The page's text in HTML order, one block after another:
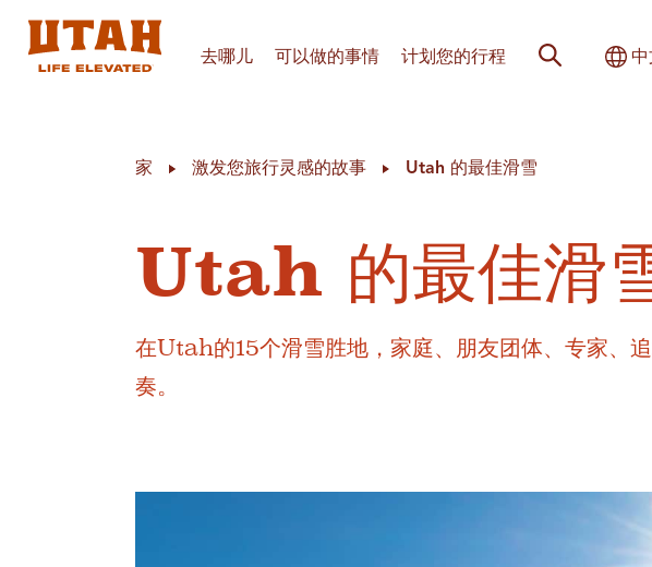
去哪儿 可以做的事情 计划您的行程 网站搜索切换中
家 激发您旅行灵感的故事 Utah 的最佳滑雪
Utah 的最佳滑
在Utah的15个滑雪胜地，家庭、朋友团体、专家、
奏。